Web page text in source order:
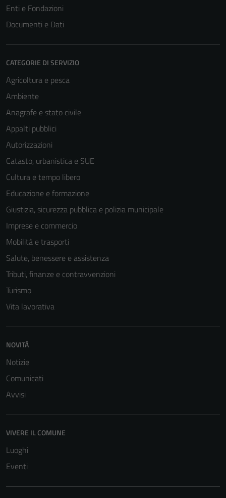
Enti e Fondazioni
Documenti e Dati
CATEGORIE DI SERVIZIO
Agricoltura e pesca
Ambiente
Anagrafe e stato civile
Appalti pubblici
Autorizzazioni
Catasto, urbanistica e SUE
Cultura e tempo libero
Educazione e formazione
Giustizia, sicurezza pubblica e polizia municipale
Imprese e commercio
Mobilità e trasporti
Salute, benessere e assistenza
Tributi, finanze e contravvenzioni
Turismo
Vita lavorativa
NOVITÀ
Notizie
Comunicati
Avvisi
VIVERE IL COMUNE
Luoghi
Eventi
per il
Questi cookie